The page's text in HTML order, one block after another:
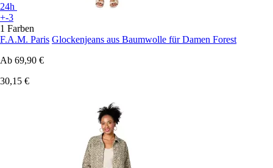
24h
+-3
1 Farben
F.A.M. Paris Glockenjeans aus Baumwolle für Damen Forest
Ab 69,90 €
30,15 €